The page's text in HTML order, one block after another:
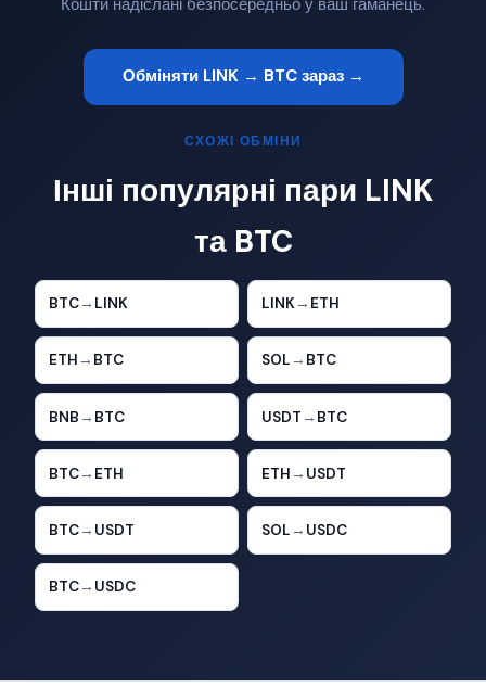
Обміняти LINK → BTC зараз →
СХОЖІ ОБМІНИ
Інші популярні пари LINK
та BTC
BTC→ LINK LINK→ ETH
ETH → BTC SOL → BTC
BNB → BTC USDT → BTC
BTC→ ETH ETH → USDT
BTC→ USDT SOL → USDC
BTC→ USDC